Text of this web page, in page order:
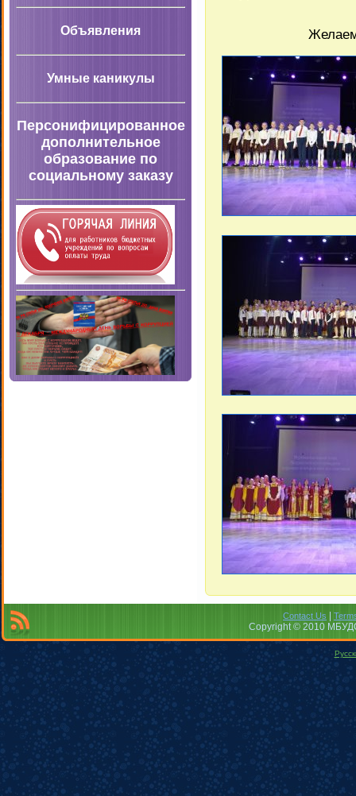
Объявления
Умные каникулы
Персонифицированное
дополнительное
образование по
социальному заказу
Contact Us
Copyright © 2010